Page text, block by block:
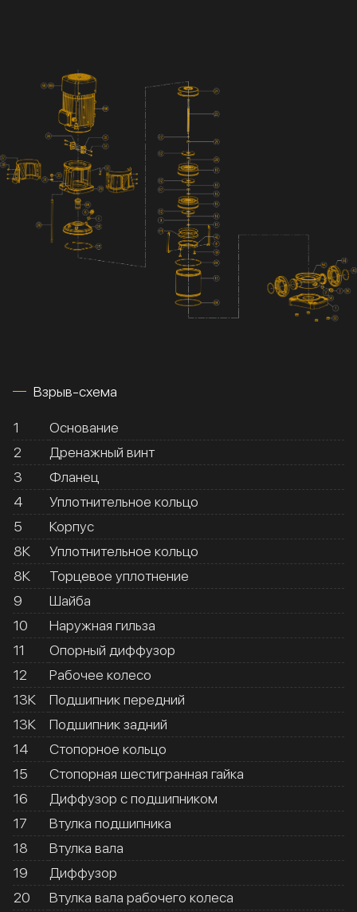
Взрыв-схема
1
Основание
2
Дренажный винт
3
Фланец
4
Уплотнительное кольцо
5
Корпус
8К
Уплотнительное кольцо
8К
Торцевое уплотнение
9
Шайба
10
Наружная гильза
11
Опорный диффузор
12
Рабочее колесо
13К
Подшипник передний
13К
Подшипник задний
14
Стопорное кольцо
15
Стопорная шестигранная гайка
16
Диффузор с подшипником
17
Втулка подшипника
18
Втулка вала
19
Диффузор
20
Втулка вала рабочего колеса